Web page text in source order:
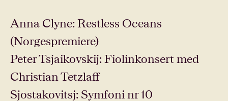
Anna Clyne: Restless Oceans
(Norgespremiere)
Peter Tsjaikovskij: Fiolinkonsert med
Christian Tetzlaff
Sjostakovitsj: Symfoni nr 10